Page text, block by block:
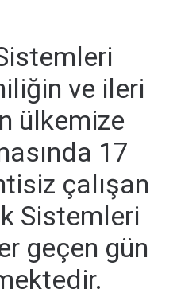
ve ileri
ülkemize
17
çalışan
Sistemleri
geçen gün